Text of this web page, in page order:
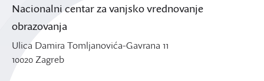
Nacionalni centar za vanjsko vrednovanje
obrazovanja
Ulica Damira Tomljanovića-Gavrana 11
10020 Zagreb